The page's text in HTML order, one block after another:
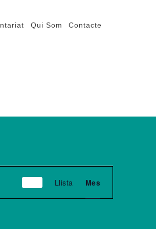
Qui Som Contacte
de
visualitzacions
Llista Mes